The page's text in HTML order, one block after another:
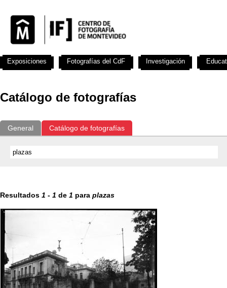
Catálogo de fotografías
General Catálogo de fotografías
Resultados 1 - 1 de 1 para plazas
Exposiciones Fotografías del CdF Investigación